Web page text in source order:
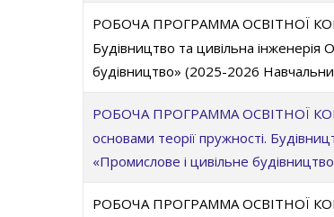
РОБОЧА ПРОГРАММА ОСВІТНОЇ
Будівництво та цивільна інженерія
будівництво» (2025-2026
РОБОЧА ПРОГРАММА ОСВІТНОЇ
основами теорії пружності.
«Промислове і цивільне
РОБОЧА ПРОГРАММА ОСВІТНОЇ